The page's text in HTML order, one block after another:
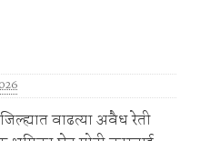
जिल्ह्यात वाढत्या अवैध रेती